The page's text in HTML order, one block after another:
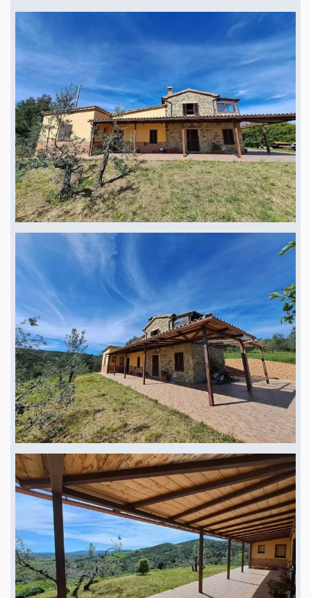
Waldgebiet unterstreicht die friedliche Atmosphäre und macht es zu
einem idealen Rückzugsort für Naturliebhaber. Das sanft abfallende
Grundstück bietet viel Platz für Gärten, Essbereiche im Freien oder sogar
den Bau eines Pools, um das Wohnerlebnis im Freien noch weiter zu
verbessern. → Die Südlage sorgt für reichlich Sonnenlicht den ganzen Tag
über, während die abgeschiedene Lage Privatsphäre und Ruhe garantiert.
Trotz der ruhigen Atmosphäre ist das Anwesen über eine gut ausgebaute
Asphaltstraße leicht erreichbar, was es bequem macht und dennoch das
Gefühl eines privaten Rückzugsortes bietet . → Für diejenigen, die
expandieren möchten, besteht die Möglichkeit, die bestehende Struktur zu
erweitern und so zusätzlichen Wohnraum , Gästeunterkünfte oder eine
Erweiterung des bestehenden Grundrisses zu schaffen, um spezifische
Bedürfnisse zu erfüllen. Diese Flexibilität macht es zu einer fantastischen
Gelegenheit sowohl für den Eigengebrauch als auch für potenzielle
Investitionen in Tourismus- oder Agrotourismus-Aktivitäten . → Garten
→ Terrasse → Fernblick → Badezimmer: Badewanne, Bad mit Dusche, Bad
mit Fenster → Loggia → Energie: Gas, Energieklasse: G
Lage : Region Macerata - ItalienRustikales Haus mit Panoramablick auf das
Meer62010 MONTEMASSI, Italien, mit Panoramablick auf das Meer, auf
einem malerischen Hügel, Blick über die sanfte Hügellandschaft bis hin zur
glitzernden Tyrrhenischen Küste. Toskana